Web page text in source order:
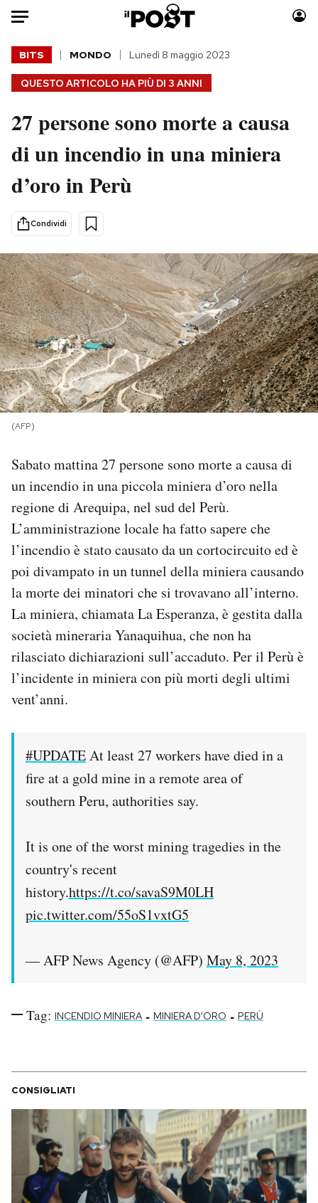
Auto
HOME
Italia
Politica
Tecnologia
Scienza
Economia
Sport
Moda
Consumismi
Altrecose
Mondiali calcio 2026
PODCAST
NEWSLETTER
SHOP
CALENDARIO
AREA PERSONALE
Area Personale
Newsletter
Hai bisogno di aiuto?
Esci
QUESTO ARTICOLO HA PIÙ DI 3 ANNI
BITS MONDO Lunedì 8 maggio 2023
27 persone sono morte a causa
di un incendio in una miniera
d’oro in Perù
Condividi
(AFP)
Sabato mattina 27 persone sono morte a causa di
un incendio in una piccola miniera d’oro nella
regione di Arequipa, nel sud del Perù.
L’amministrazione locale ha fatto sapere che
l’incendio è stato causato da un cortocircuito ed è
poi divampato in un tunnel della miniera causando
la morte dei minatori che si trovavano all’interno.
La miniera, chiamata La Esperanza, è gestita dalla
società mineraria Yanaquihua, che non ha
rilasciato dichiarazioni sull’accaduto. Per il Perù è
l’incidente in miniera con più morti degli ultimi
vent’anni.
#UPDATEAt least 27 workers have died in a
fire at a gold mine in a remote area of
southern Peru, authorities say.
It is one of the worst mining tragedies in the
country's recent
history.https://t.co/savaS9M0LH
pic.twitter.com/55oS1vxtG5
— AFP News Agency (@AFP) May 8, 2023
Tag: INCENDIO MINIERA - MINIERA D'ORO - PERÙ
CONSIGLIATI